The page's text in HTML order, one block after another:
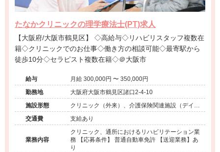
たなかクリニックの理学療法士(PT)求人
【大阪府/大阪市鶴見区】 ◇高給与◇リハビリスタッフ複数在
籍◇クリニックでのお仕事◇働き方の相談可能◇最寄駅から
徒歩10分◇セラピスト複数在籍◇＠大阪市
給与
月給 300,000円 〜 350,000円
勤務地
大阪府大阪市鶴見区諸口2-4-10
施設形態
クリニック（外来）、介護保険関連施設（デイケ
ア）
交通費 支給あり
業務内容
クリニック、通所におけるリハビリテーション業
務 【応募条件】 普通自動車免許 【送迎業務】あ
り